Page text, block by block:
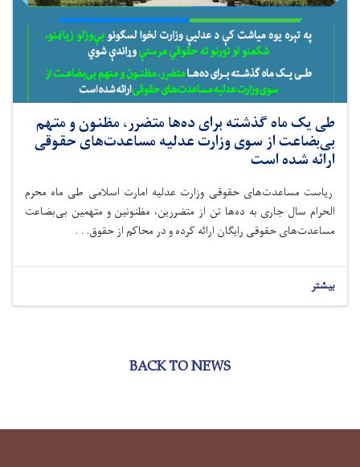
طی یک ماه گذشته برای ده‌ها متضرر، مظنون و متهم
بی‌بضاعت از سوی وزارت عدلیه مساعدت‌های حقوقی
ارائه شده است
ریاست مساعدت‌های حقوقی وزارت عدلیه امارت اسلامی طی ماه‌ محرم
الحرام سال جاری به ده‌ها تن از متضررین، مظنونین و متهمین بی‌بضاعت
مساعدت‌های حقوقی رایگان ارائه کرده و در محاکم از حقوق. . .
بیشتر
BACK TO NEWS